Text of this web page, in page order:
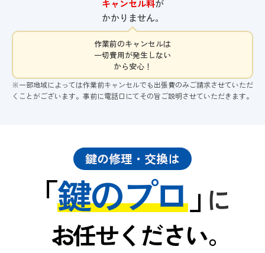
キャンセル料が
かかりません。
作業前のキャンセルは
一切費用が発生しない
から安心！
※一部地域によっては作業前キャンセルでも出張費のみご請求させていただ
くことがございます。事前に電話口にてその旨ご説明させていただきます。
鍵の修理・交換は
「鍵のプロ」
に
お任せください。